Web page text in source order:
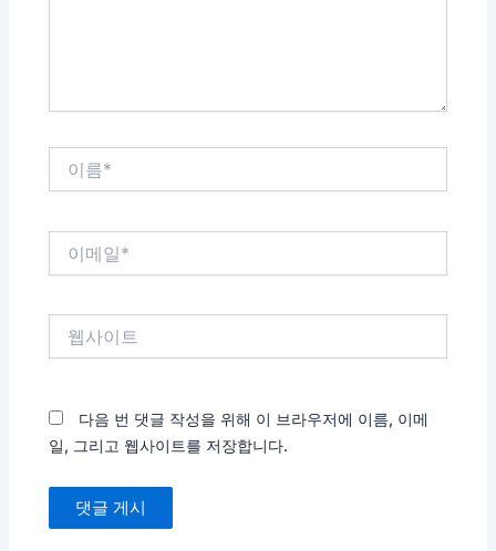
다음 번 댓글 작성을 위해 이 브라우저에 이름, 이메
일, 그리고 웹사이트를 저장합니다.